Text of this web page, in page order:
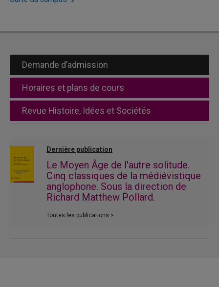
Demande d’admission
Horaires et plans de cours
Revue Histoire, Idées et Sociétés
Dernière publication
Le Moyen Âge de l'autre solitude.
Cinq classiques de la médiévistique
anglophone. Sous la direction de
Richard Matthew Pollard.
Toutes les publications >